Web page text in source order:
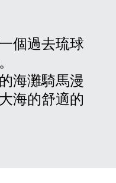
個過去琉球
海灘騎馬漫
海的舒適的